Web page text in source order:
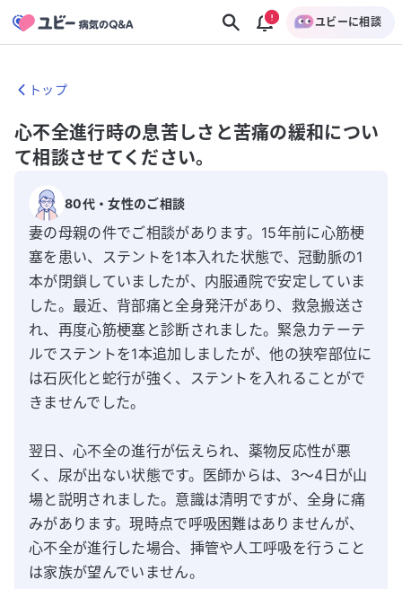
ユビーに相談
トップ
心不全進行時の息苦しさと苦痛の緩和につい
て相談させてください。
80代・女性のご相談
妻の母親の件でご相談があります。15年前に心筋梗
塞を患い、ステントを1本入れた状態で、冠動脈の1
本が閉鎖していましたが、内服通院で安定していま
した。最近、背部痛と全身発汗があり、救急搬送さ
れ、再度心筋梗塞と診断されました。緊急カテーテ
ルでステントを1本追加しましたが、他の狭窄部位に
は石灰化と蛇行が強く、ステントを入れることがで
きませんでした。
翌日、心不全の進行が伝えられ、薬物反応性が悪
く、尿が出ない状態です。医師からは、3～4日が山
場と説明されました。意識は清明ですが、全身に痛
みがあります。現時点で呼吸困難はありませんが、
心不全が進行した場合、挿管や人工呼吸を行うこと
は家族が望んでいません。